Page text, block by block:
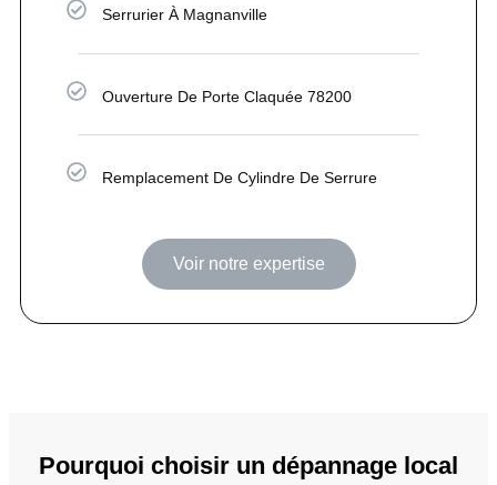
Serrurier À Magnanville
Ouverture De Porte Claquée 78200
Remplacement De Cylindre De Serrure
Voir notre expertise
Pourquoi choisir un dépannage local